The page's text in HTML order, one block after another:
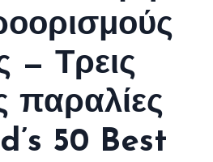
— Τρεις
παραλίες
50 Best